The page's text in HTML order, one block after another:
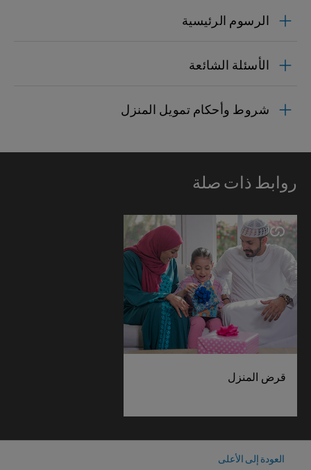
الرسوم الرئيسية
الأسئلة الشائعة
شروط وأحكام تمويل المنزل
روابط ذات صلة
قرض المنزل
العودة إلى الأعلى